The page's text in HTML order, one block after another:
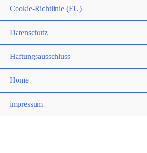
Cookie-Richtlinie (EU)
Datenschutz
Haftungsausschluss
Home
impressum